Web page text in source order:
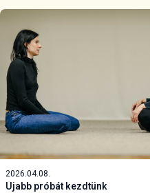
2026.04.08.
Újabb próbát kezdtünk